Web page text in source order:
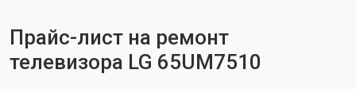
Прайс-лист на ремонт
телевизора LG 65UM7510